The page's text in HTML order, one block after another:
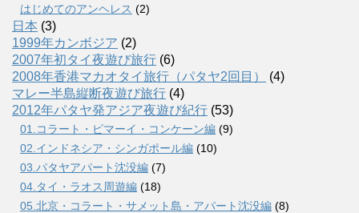
はじめてのアンヘレス (2)
日本 (3)
1999年カンボジア (2)
2007年初タイ夜遊び旅行 (6)
2008年香港マカオタイ旅行（パタヤ2回目）
(4)
マレー半島縦断夜遊び旅行 (4)
2012年パタヤ発アジア夜遊び紀行 (53)
01.コラート・ピマーイ・コンケーン編 (9)
02.インドネシア・シンガポール編 (10)
03.パタヤアパート沈没編 (7)
04.タイ・ラオス周遊編 (18)
05.北京・コラート・サメット島・アパート沈没編 (8)